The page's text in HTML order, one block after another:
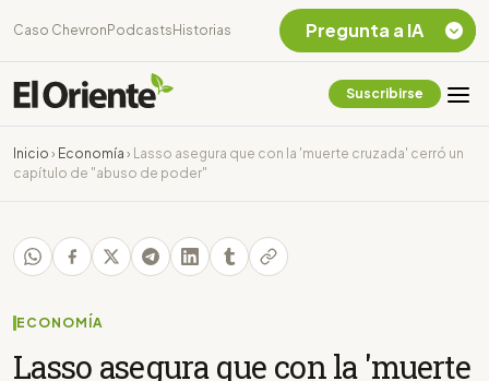
Caso Chevron Podcasts Historias
Suscribirse
Inicio › Economía ›
Lasso asegura que con la 'muerte cruzada' cerró un
capítulo de "abuso de poder"
ECONOMÍA
Lasso asegura que con la 'muerte
Pregunta a IA
Chevron Ecuador